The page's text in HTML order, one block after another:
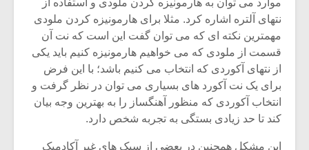
موارد می توان به هارمونیزه کردن ملودی و استفاده از
نتهای آلتره اشاره کرد. مثلا برای هارمونیزه کردن ملودی
مهمترین نکته ای که می توان گفت این است که نت آن
قسمت از ملودی که می خواهیم هارمونیزه کنیم باید یکی
از نتهای آکوردی که انتخاب می کنیم باشد؛ با این فرض
برای یک نت آکورد های بسیاری می توان در نظر گرفت و
انتخاب آکوردی که منظور آهنگساز را به بهترین وجه بیان
کند تا حد زیادی بستگی به تجربه شخص دارد.
این مشکل همچنین در بعضی از سبک های غیر آکادمیک
میکلوش روژا
یادداشتی بر موسیقی
موریس ژار